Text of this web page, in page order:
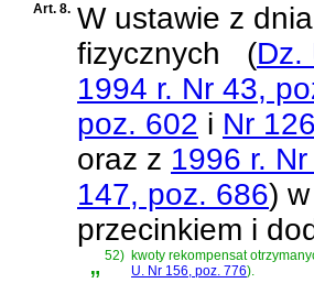
Art. 8. W ustawie z
fizycznych
(Dz.
1994 r. Nr 43,
poz. 602 i Nr
oraz z 1996 r.
147, poz. 686)
przecinkiem i
„52) kwoty rekompensat
U. Nr 156, poz. 776).